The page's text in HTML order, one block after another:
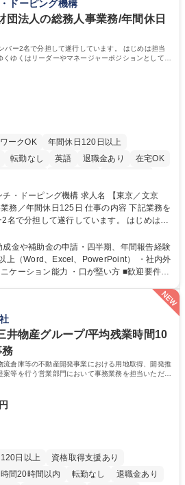
より良い商品づくりへ貢献
いを大切にし、磨き上げたホスピタリティ
とりながら広報関連業務を行っておりま
ドーピング機構
団法人の総務人事業務/年間休日
バー2名で分担して遂行しています。 はじめは担当
ゆくはリーダーやマネージャーポジションとして活
ークOK
年間休日120日以上
転勤なし 英語 退職金あり
在宅OK
グ機構 求人名 【東京／文京
125日 仕事の内容 下記業務を
名で分担して遂行しています。 はじめは担
き、ゆくゆくはリーダーやマネージャーポ
ています。 【総務・人事グルー
連 ・採用活動 ・教育研修の企画、実行 ・勤
・法定の会議運営（評議員会、理事会） ・
的助成金の管理・オフィス、ファシリティ
らの問合せ、相談対応 ・その他日常の総務
金や補助金の申請・四半期、年間報告経験
上（Word、Excel、PowerPoint） ・社内外
ション能力 ・口が堅い方 ■歓迎要件
井物産グループ/平均残業時間10
務
流倉庫等の不動産開発事業における用地取得、開発推
等を行う営業部門において事務業務を担当いただき
日以上
資格取得支援あり
間20時間以内 転勤なし
退職金あり